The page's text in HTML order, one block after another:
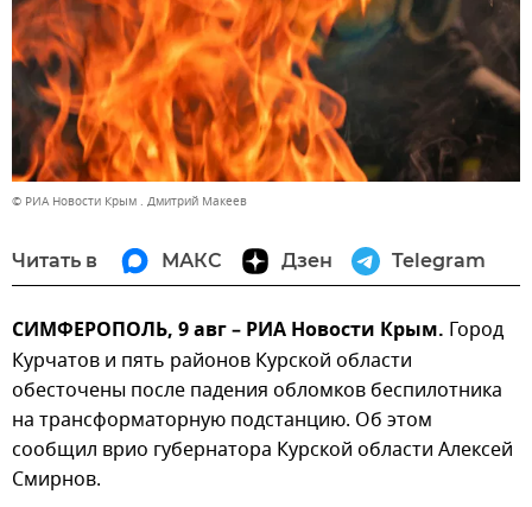
© РИА Новости Крым . Дмитрий Макеев
Читать в МАКС Дзен Telegram
СИМФЕРОПОЛЬ, 9 авг – РИА Новости Крым. Город
Курчатов и пять районов Курской области
обесточены после падения обломков беспилотника
на трансформаторную подстанцию. Об этом
сообщил врио губернатора Курской области Алексей
Смирнов.